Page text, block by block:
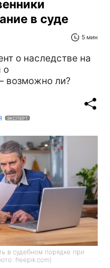
в суде
5 мин
о наследстве на
о
возможно ли?
ЭКСПЕРТ
в судебном порядке при
freepik.com)